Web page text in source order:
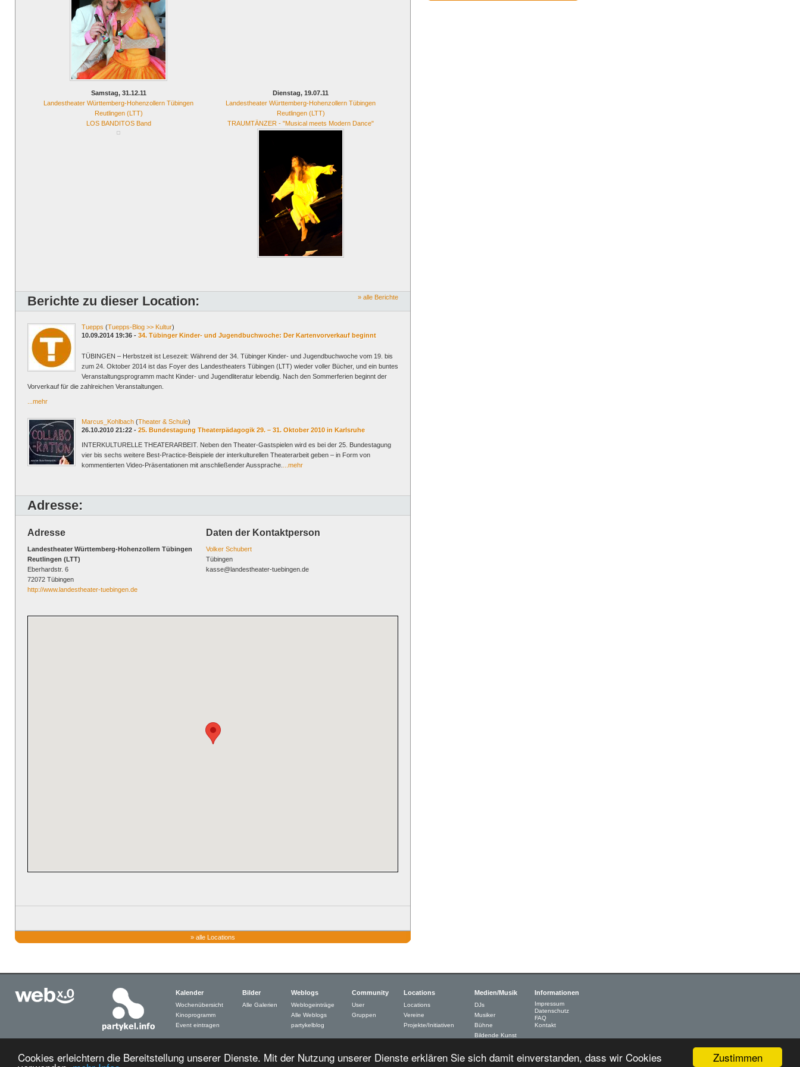
Zustimmen
Cookies erleichtern die Bereitstellung unserer Dienste. Mit der Nutzung unserer Dienste erklären Sie sich damit einverstanden, dass wir Cookies
Samstag, 31.12.11
Landestheater Württemberg-Hohenzollern Tübingen
Reutlingen (LTT)
LOS BANDITOS Band
Dienstag, 19.07.11
Landestheater Württemberg-Hohenzollern Tübingen
Reutlingen (LTT)
TRAUMTÄNZER - "Musical meets Modern Dance"
Berichte zu dieser Location: » alle Berichte
Tuepps (Tuepps-Blog >> Kultur)
10.09.2014 19:36 - 34. Tübinger Kinder- und Jugendbuchwoche: Der Kartenvorverkauf beginnt
TÜBINGEN – Herbstzeit ist Lesezeit: Während der 34. Tübinger Kinder- und Jugendbuchwoche vom 19. bis
zum 24. Oktober 2014 ist das Foyer des Landestheaters Tübingen (LTT) wieder voller Bücher, und ein buntes
Veranstaltungsprogramm macht Kinder- und Jugendliteratur lebendig. Nach den Sommerferien beginnt der
Vorverkauf für die zahlreichen Veranstaltungen.
...mehr
Marcus_Kohlbach (Theater & Schule)
26.10.2010 21:22 - 25. Bundestagung Theaterpädagogik 29. – 31. Oktober 2010 in Karlsruhe
INTERKULTURELLE THEATERARBEIT. Neben den Theater-Gastspielen wird es bei der 25. Bundestagung
vier bis sechs weitere Best-Practice-Beispiele der interkulturellen Theaterarbeit geben – in Form von
kommentierten Video-Präsentationen mit anschließender Aussprache.
...mehr
Adresse:
Adresse
Landestheater Württemberg-Hohenzollern Tübingen
Reutlingen (LTT)
Eberhardstr. 6
72072 Tübingen
http://www.landestheater-tuebingen.de
Daten der Kontaktperson
Volker Schubert
Tübingen
kasse@landestheater-tuebingen.de
» alle Locations
Kalender
Wochenübersicht
Kinoprogramm
Event eintragen
Bilder
Alle Galerien
Weblogs
Weblogeinträge
Alle Weblogs
partykelblog
Community
User
Gruppen
Locations
Locations
Vereine
Projekte/Initiativen
Medien/Musik
DJs
Musiker
Bühne
Bildende Kunst
Schrifsteller
Informationen
Impressum
Datenschutz
FAQ
Kontakt